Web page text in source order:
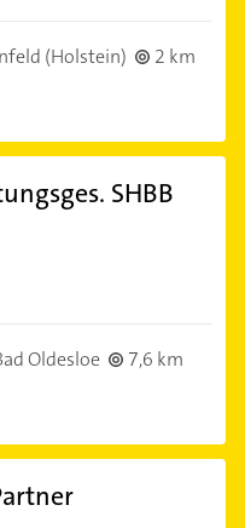
(Holstein)
2 km
SHBB
Oldesloe
7,6 km